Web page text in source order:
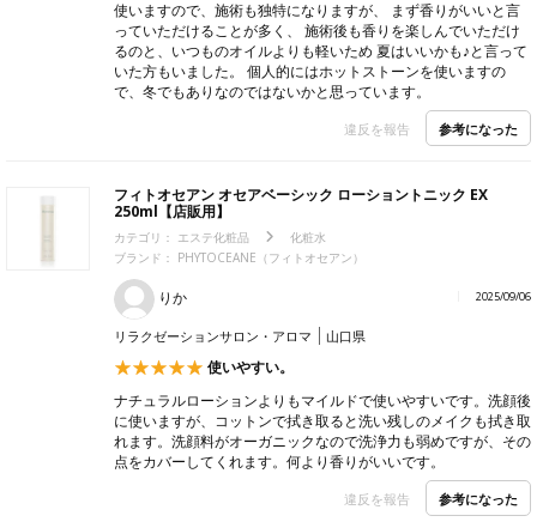
使いますので、施術も独特になりますが、 まず香りがいいと言
っていただけることが多く、 施術後も香りを楽しんでいただけ
るのと、いつものオイルよりも軽いため 夏はいいかも♪と言って
いた方もいました。 個人的にはホットストーンを使いますの
で、冬でもありなのではないかと思っています。
違反を報告 参考になった
フィトオセアン オセアベーシック ローショントニック EX
250ml【店販用】
カテゴリ： エステ化粧品
化粧水
ブランド： PHYTOCEANE（フィトオセアン）
りか 2025/09/06
リラクゼーションサロン・アロマ 山口県
使いやすい。
ナチュラルローションよりもマイルドで使いやすいです。洗顔後
に使いますが、コットンで拭き取ると洗い残しのメイクも拭き取
れます。洗顔料がオーガニックなので洗浄力も弱めですが、その
点をカバーしてくれます。何より香りがいいです。
違反を報告 参考になった